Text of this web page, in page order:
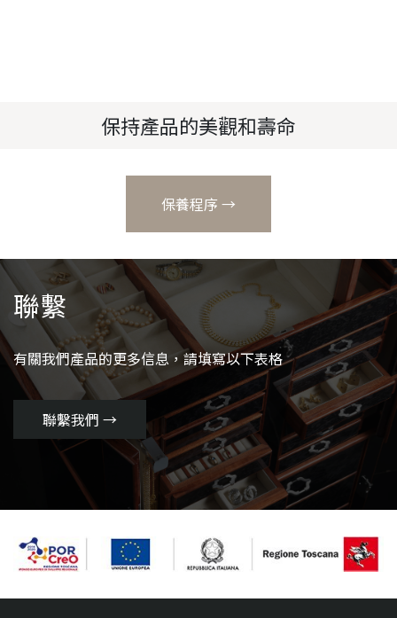
保持產品的美觀和壽命
保養程序 →
聯繫
有關我們產品的更多信息，請填寫以下表格
聯繫我們 →